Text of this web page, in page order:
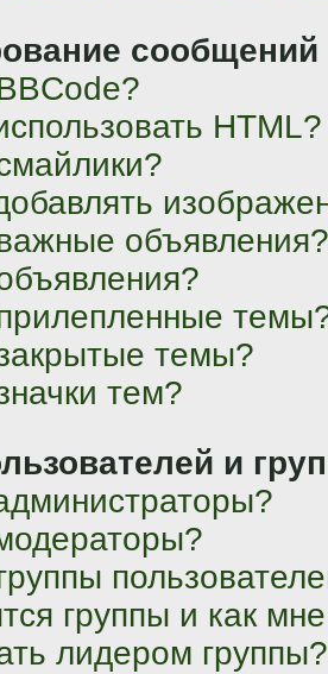
HTML?
объявления?
темы?
тем?
и
группы и как
лидером группы?